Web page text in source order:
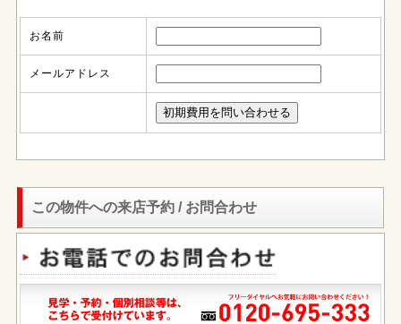
お名前
メールアドレス
この物件への来店予約 / お問合わせ